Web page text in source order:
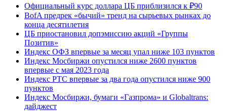
Официальный курс доллара ЦБ приблизился к ₽90
BofA предрек «бычий» тренд на сырьевых рынках до
конца десятилетия
ЦБ приостановил допэмиссию акций «Группы
Позитив»
Индекс ОФЗ впервые за месяц упал ниже 103 пунктов
Индекс Мосбиржи опустился ниже 2600 пунктов
впервые с мая 2023 года
Индекс РТС впервые за два года опустился ниже 900
пунктов
Индекс Мосбиржи, бумаги «Газпрома» и Globaltrans:
дайджест